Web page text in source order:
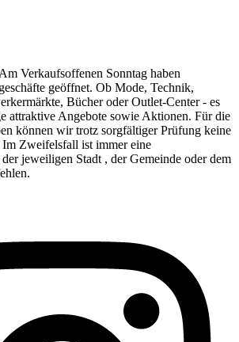
Verkaufsoffenen Sonntag haben
geöffnet. Ob Mode, Technik,
Bücher oder Outlet-Center - es
attraktive Angebote sowie Aktionen. Für die
können wir trotz sorgfältiger Prüfung keine
Zweifelsfall ist immer eine
jeweiligen Stadt , der Gemeinde oder dem